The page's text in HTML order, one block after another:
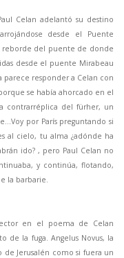
Celan adelantó su destino
desde el Puente
del puente de donde
desde el puente Mirabeau
responder a Celan con
se había ahorcado en el
contrarréplica del fürher, un
por París preguntando si
al cielo, tu alma ¿adónde ha
ido? , pero Paul Celan no
y continúa, flotando,
la barbarie.
en el poema de Celan
de la fuga. Angelus Novus, la
Jerusalén como si fuera un